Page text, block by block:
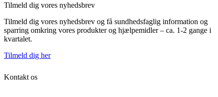
Tilmeld dig vores nyhedsbrev
Tilmeld dig vores nyhedsbrev og få sundhedsfaglig information og
sparring omkring vores produkter og hjælpemidler – ca. 1-2 gange i
kvartalet.
Tilmeld dig her
Kontakt os